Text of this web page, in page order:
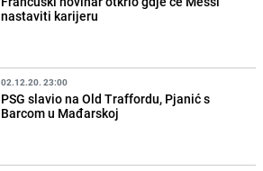
nastaviti karijeru
02.12.20. 23:00
PSG slavio na Old Traffordu, Pjanić s
Barcom u Mađarskoj